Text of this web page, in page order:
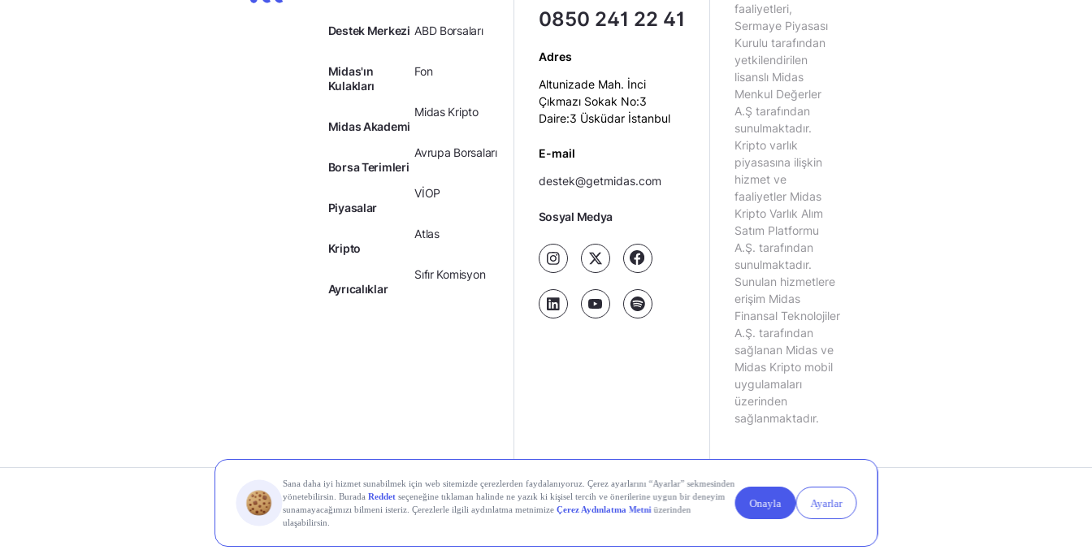
Destek Merkezi
Midas'ın
Kulakları
Midas Akademi
Borsa Terimleri
Piyasalar
Kripto
Ayrıcalıklar
ABD Borsaları
Fon
Midas Kripto
Avrupa Borsaları
VİOP
Atlas
Sıfır Komisyon
0850 241 22 41
Adres
Altunizade Mah. İnci
Çıkmazı Sokak No:3
Daire:3 Üsküdar İstanbul
E-mail
destek@getmidas.com
Sosyal Medya
faaliyetleri,
Sermaye Piyasası
Kurulu tarafından
yetkilendirilen
lisanslı Midas
Menkul Değerler
A.Ş tarafından
sunulmaktadır.
Kripto varlık
piyasasına ilişkin
hizmet ve
faaliyetler Midas
Kripto Varlık Alım
Satım Platformu
A.Ş. tarafından
sunulmaktadır.
Sunulan hizmetlere
erişim Midas
Finansal Teknolojiler
A.Ş. tarafından
sağlanan Midas ve
Midas Kripto mobil
uygulamaları
üzerinden
sağlanmaktadır.
© 2026 Midas Finansal Teknolojiler A.Ş. Tüm hakları saklıdır.
Kişisel
Gizlilik
Yasal
Çerez